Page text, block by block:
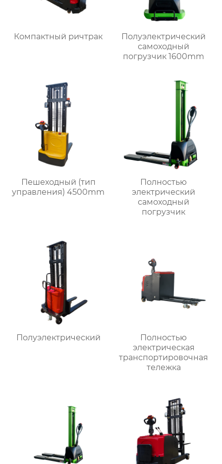
Компактный ричтрак
Полуэлектрический
самоходный
погрузчик 1600mm
Пешеходный (тип
управления) 4500mm
Полностью
электрический
самоходный
погрузчик
Полуэлектрический
Полностью
электрическая
транспортировочная
тележка